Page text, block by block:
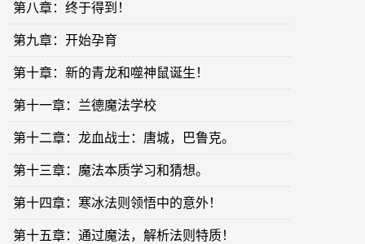
第八章：终于得到！
第九章：开始孕育
第十章：新的青龙和噬神鼠诞生！
第十一章：兰德魔法学校
第十二章：龙血战士：唐城，巴鲁克。
第十三章：魔法本质学习和猜想。
第十四章：寒冰法则领悟中的意外！
第十五章：通过魔法，解析法则特质！